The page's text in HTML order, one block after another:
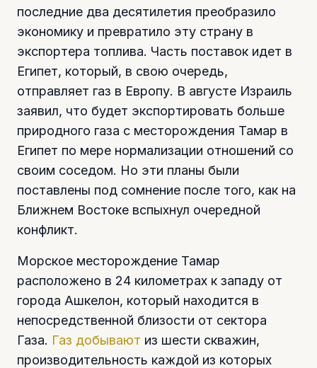
последние два десятилетия преобразило
экономику и превратило эту страну в
экспортера топлива. Часть поставок идет в
Египет, который, в свою очередь,
отправляет газ в Европу. В августе Израиль
заявил, что будет экспортировать больше
природного газа с месторождения Тамар в
Египет по мере нормализации отношений со
своим соседом. Но эти планы были
поставлены под сомнение после того, как на
Ближнем Востоке вспыхнул очередной
конфликт.
Морское месторождение Тамар
расположено в 24 километрах к западу от
города Ашкелон, который находится в
непосредственной близости от сектора
Газа. Газ добывают из шести скважин,
производительность каждой из которых